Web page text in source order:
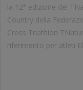
la 12° edizione del
Country della
Cross Triathlon
riferimento per atleti